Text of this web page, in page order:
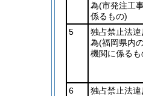
為(市発注工
係るもの)
5
独占禁止法違
為(福岡県内
機関に係るも
6
独占禁止法違